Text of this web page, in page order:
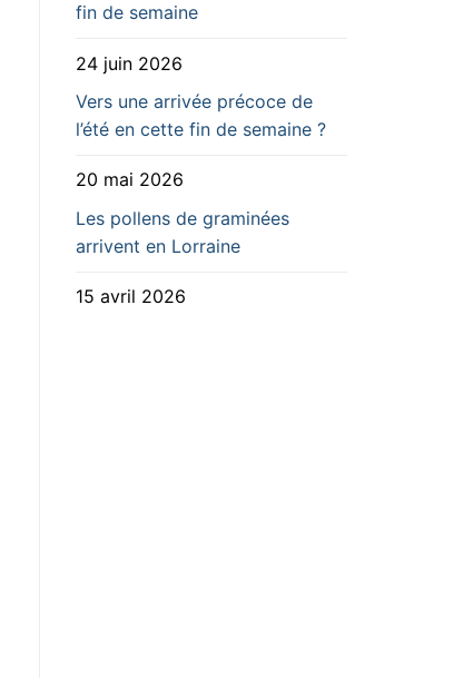
fin de semaine
24 juin 2026
Vers une arrivée précoce de
l’été en cette fin de semaine ?
20 mai 2026
Les pollens de graminées
arrivent en Lorraine
15 avril 2026